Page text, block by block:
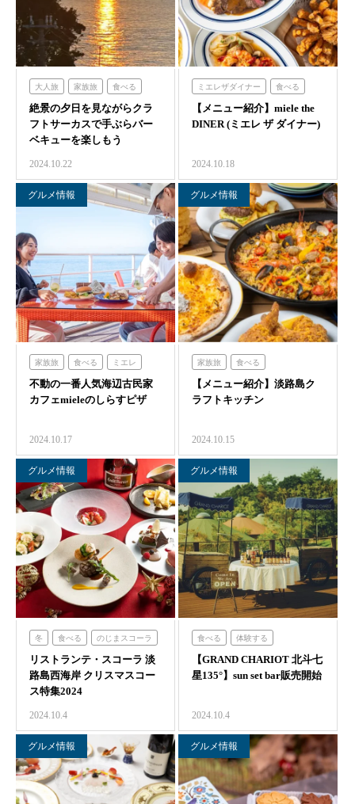
大人旅 家族旅 食べる
体験する クラフトサーカス
絶景の夕日を見ながらクラ
フトサーカスで手ぶらバー
ベキューを楽しもう
2024.10.22
ミエレザダイナー 食べる
【メニュー紹介】miele the
DINER (ミエレ ザ ダイナー)
2024.10.18
グルメ情報
家族旅 食べる ミエレ
不動の一番人気海辺古民家
カフェmieleのしらすピザ
2024.10.17
グルメ情報
家族旅 食べる
クラフトサーカス
【メニュー紹介】淡路島ク
ラフトキッチン
2024.10.15
グルメ情報
冬 食べる のじまスコーラ
リストランテ・スコーラ 淡
路島西海岸 クリスマスコー
ス特集2024
2024.10.4
グルメ情報
食べる 体験する
グランシャリオ
【GRAND CHARIOT 北斗七
星135°】sun set bar販売開始
2024.10.4
グルメ情報 グルメ情報